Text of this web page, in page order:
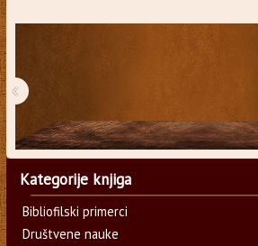
‹
Kategorije knjiga
Bibliofilski primerci
Društvene nauke